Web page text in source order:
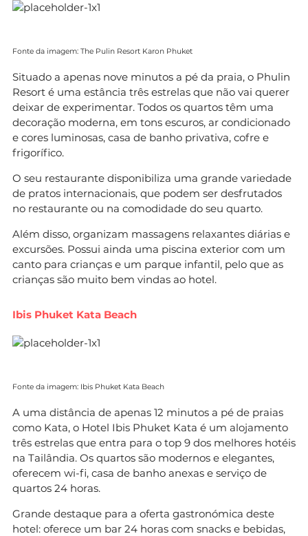
Fonte da imagem: The Pulin Resort Karon Phuket
Situado a apenas nove minutos a pé da praia, o Phulin
Resort é uma estância três estrelas que não vai querer
deixar de experimentar. Todos os quartos têm uma
decoração moderna, em tons escuros, ar condicionado
e cores luminosas, casa de banho privativa, cofre e
frigorífico.
O seu restaurante disponibiliza uma grande variedade
de pratos internacionais, que podem ser desfrutados
no restaurante ou na comodidade do seu quarto.
Além disso, organizam massagens relaxantes diárias e
excursões. Possui ainda uma piscina exterior com um
canto para crianças e um parque infantil, pelo que as
crianças são muito bem vindas ao hotel.
Ibis Phuket Kata Beach
Fonte da imagem: Ibis Phuket Kata Beach
A uma distância de apenas 12 minutos a pé de praias
como Kata, o Hotel Ibis Phuket Kata é um alojamento
três estrelas que entra para o top 9 dos melhores hotéis
na Tailândia. Os quartos são modernos e elegantes,
oferecem wi-fi, casa de banho anexas e serviço de
quartos 24 horas.
Grande destaque para a oferta gastronómica deste
hotel: oferece um bar 24 horas com snacks e bebidas,